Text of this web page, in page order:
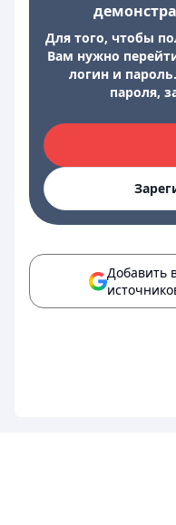
Для того, чтобы
Вам нужно
логин и
пароля,
Добавить